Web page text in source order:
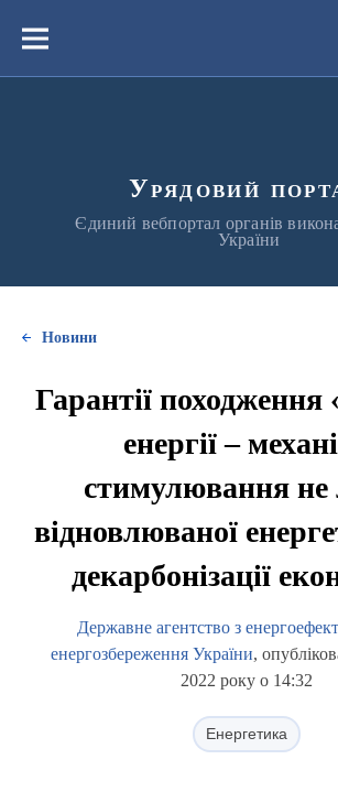
вмістуМеню
Урядовий
Єдиний вебпортал органів
України
Новини
Гарантії походження
енергії –
стимулювання
відновлюваної
декарбонізації
Державне агентство з
енергозбереження України,
2022 року о 14:32
Енергетика